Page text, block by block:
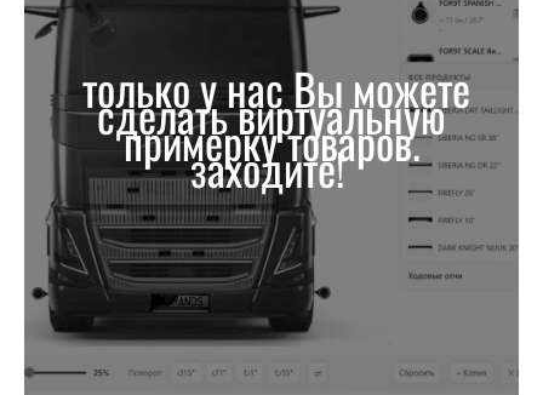
только у нас Вы можете
сделать виртуальную
примерку товаров.
заходите!